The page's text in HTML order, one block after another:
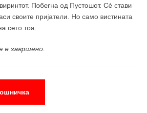
Побегна од Пустошот. Сè стави
своите пријатели. Но само вистината
сето тоа.
е завршено.